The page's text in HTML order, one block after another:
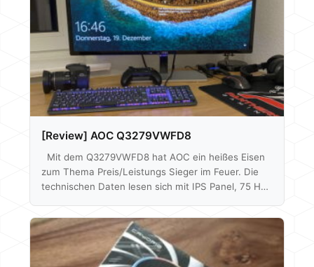
Lüftern ab Werk ausgeliefert werden. Preislich…
[Review] AOC Q3279VWFD8
Mit dem Q3279VWFD8 hat AOC ein heißes Eisen
zum Thema Preis/Leistungs Sieger im Feuer. Die
technischen Daten lesen sich mit IPS Panel, 75 Hz,
gut. Alles in einem Paket zusammengeschnürt zu
einem Preis von aktuell um die 180€ laut Geizhals.
Ob der Monitor aber auch abliefert, werden wir
herausfinden. Mittels Spyder 5 können wir auch auf